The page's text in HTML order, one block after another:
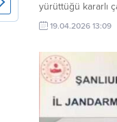
yürüttüğü kararlı
Bozova ilçesinde
düzenledi. Yapılan
mühimmat ele
Şanlıurfa Valiliği
Müdürlüğü
göre; 17 Nisan...
19.04.2026 13:09